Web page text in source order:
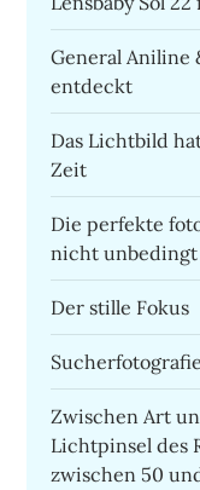
General Aniline
entdeckt
Das Lichtbild
Zeit
Die perfekte
nicht unbedingt
Der stille Fokus
Zwischen Art
Lichtpinsel des
zwischen 50